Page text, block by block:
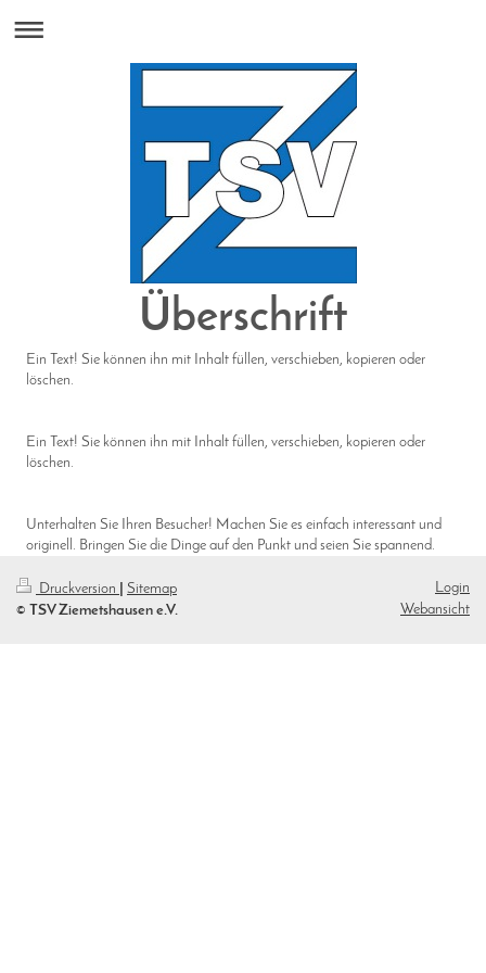
Überschrift
Ein Text! Sie können ihn mit Inhalt füllen, verschieben, kopieren oder
löschen.
Ein Text! Sie können ihn mit Inhalt füllen, verschieben, kopieren oder
löschen.
Unterhalten Sie Ihren Besucher! Machen Sie es einfach interessant und
originell. Bringen Sie die Dinge auf den Punkt und seien Sie spannend.
Druckversion
Sitemap
© TSV Ziemetshausen e.V.
Login
Webansicht